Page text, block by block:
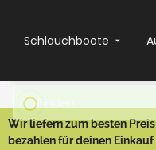
Schlauchboote
Wir liefern zum besten
bezahlen für deinen